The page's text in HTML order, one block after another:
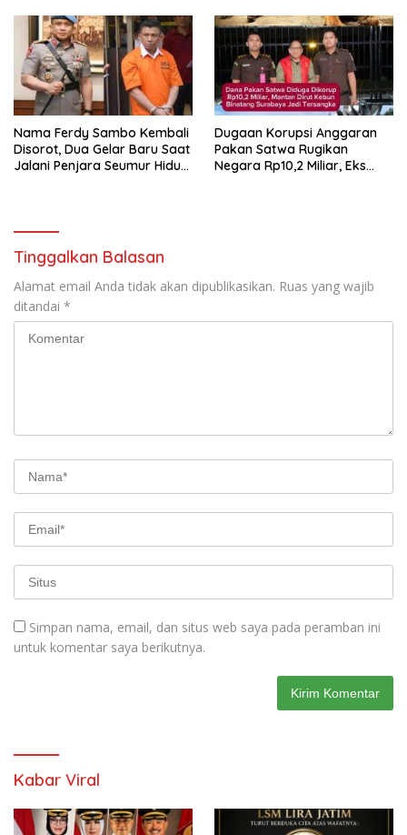
Nama Ferdy Sambo Kembali
Disorot, Dua Gelar Baru Saat
Jalani Penjara Seumur Hidup
Dugaan Korupsi Anggaran
Pakan Satwa Rugikan
Negara Rp10,2 Miliar, Eks
Tinggalkan Balasan
Alamat email Anda tidak akan dipublikasikan. Ruas yang wajib
ditandai *
Simpan nama, email, dan situs web saya pada peramban ini
untuk komentar saya berikutnya.
Kabar Viral